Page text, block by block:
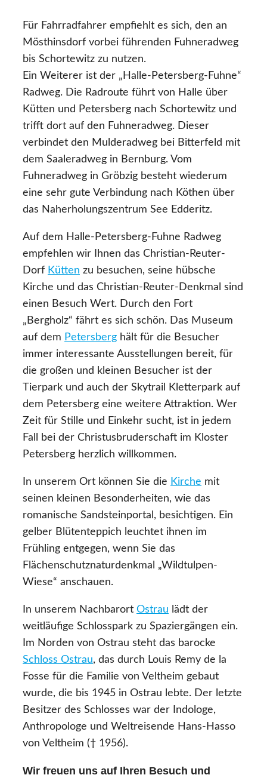
Für Fahrradfahrer empfiehlt es sich, den an
Mösthinsdorf vorbei führenden Fuhneradweg
bis Schortewitz zu nutzen.
Ein Weiterer ist der „Halle-Petersberg-Fuhne“
Radweg. Die Radroute führt von Halle über
Kütten und Petersberg nach Schortewitz und
trifft dort auf den Fuhneradweg. Dieser
verbindet den Mulderadweg bei Bitterfeld mit
dem Saaleradweg in Bernburg. Vom
Fuhneradweg in Gröbzig besteht wiederum
eine sehr gute Verbindung nach Köthen über
das Naherholungszentrum See Edderitz.
Auf dem Halle-Petersberg-Fuhne Radweg
empfehlen wir Ihnen das Christian-Reuter-
Dorf Kütten zu besuchen, seine hübsche
Kirche und das Christian-Reuter-Denkmal sind
einen Besuch Wert. Durch den Fort
„Bergholz“ fährt es sich schön. Das Museum
auf dem Petersberg hält für die Besucher
immer interessante Ausstellungen bereit, für
die großen und kleinen Besucher ist der
Tierpark und auch der Skytrail Kletterpark auf
dem Petersberg eine weitere Attraktion. Wer
Zeit für Stille und Einkehr sucht, ist in jedem
Fall bei der Christusbruderschaft im Kloster
Petersberg herzlich willkommen.
In unserem Ort können Sie die Kirche mit
seinen kleinen Besonderheiten, wie das
romanische Sandsteinportal, besichtigen. Ein
gelber Blütenteppich leuchtet ihnen im
Frühling entgegen, wenn Sie das
Flächenschutznaturdenkmal „Wildtulpen-
Wiese“ anschauen.
In unserem Nachbarort Ostrau lädt der
weitläufige Schlosspark zu Spaziergängen ein.
Im Norden von Ostrau steht das barocke
Schloss Ostrau, das durch Louis Remy de la
Fosse für die Familie von Veltheim gebaut
wurde, die bis 1945 in Ostrau lebte. Der letzte
Besitzer des Schlosses war der Indologe,
Anthropologe und Weltreisende Hans-Hasso
von Veltheim († 1956).
Wir freuen uns auf Ihren Besuch und